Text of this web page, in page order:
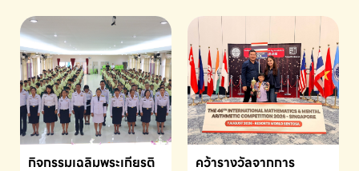
กิจกรรมเฉลิมพระเกียรติ
คว้ารางวัลจากการ